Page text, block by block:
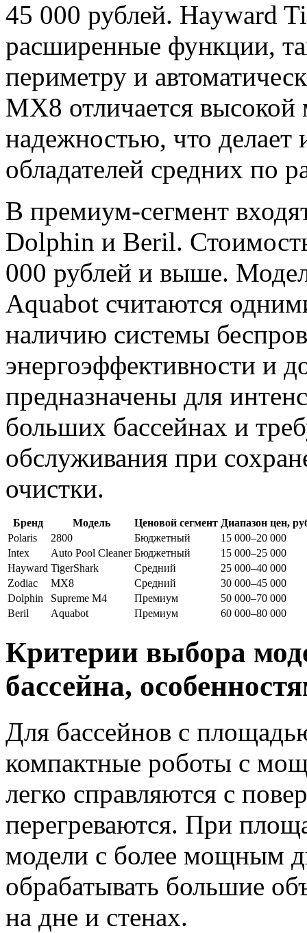
45 000 рублей. Hayward
расширенные функции,
периметру и
MX8 отличается
надежностью, что
обладателей средних по
В премиум-сегмент
Dolphin и Beril.
000 рублей и выше.
Aquabot считаются
наличию системы
энергоэффективности и
предназначены для
больших бассейнах и
обслуживания при
очистки.
Бренд Модель Ценовой сегмент Диапазон цен,
Polaris
2800 Бюджетный
15 000–20 000
Intex
Auto Pool Cleaner Бюджетный
15 000–25 000
Hayward TigerShark Средний
25 000–40 000
Zodiac
MX8 Средний
30 000–45 000
Dolphin
Supreme M4 Премиум
50 000–70 000
Beril
Aquabot Премиум 60 000–80 000
Критерии выбора
бассейна,
Для бассейнов с
компактные роботы с
легко справляются с
перегреваются. При
модели с более мощным
обрабатывать большие
на дне и стенах.